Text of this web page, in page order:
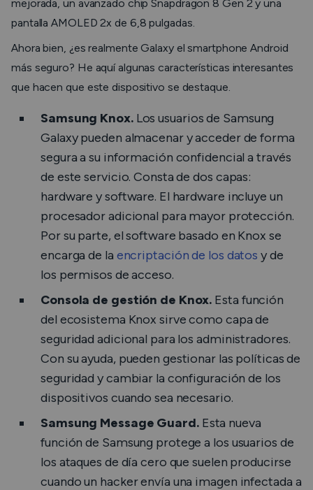
mejorada, un avanzado chip Snapdragon 8 Gen 2 y una
pantalla AMOLED 2x de 6,8 pulgadas.
Ahora bien, ¿es realmente Galaxy el smartphone Android
más seguro? He aquí algunas características interesantes
que hacen que este dispositivo se destaque.
Samsung Knox. Los usuarios de Samsung
Galaxy pueden almacenar y acceder de forma
segura a su información confidencial a través
de este servicio. Consta de dos capas:
hardware y software. El hardware incluye un
procesador adicional para mayor protección.
Por su parte, el software basado en Knox se
encarga de la encriptación de los datos y de
los permisos de acceso.
Consola de gestión de Knox. Esta función
del ecosistema Knox sirve como capa de
seguridad adicional para los administradores.
Con su ayuda, pueden gestionar las políticas de
seguridad y cambiar la configuración de los
dispositivos cuando sea necesario.
Samsung Message Guard. Esta nueva
función de Samsung protege a los usuarios de
los ataques de día cero que suelen producirse
cuando un hacker envía una imagen infectada a